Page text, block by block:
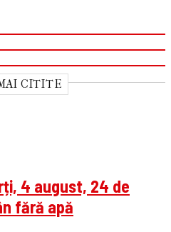
CITITE
4 august, 24 de
fără apă